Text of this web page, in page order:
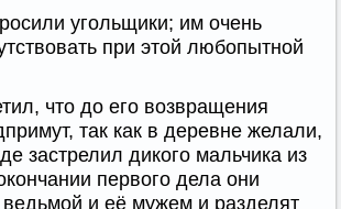
угольщики; им очень
при этой любопытной
что до его возвращения
так как в деревне желали,
застрелил дикого мальчика из
первого дела они
ведьмой и её мужем и разделят